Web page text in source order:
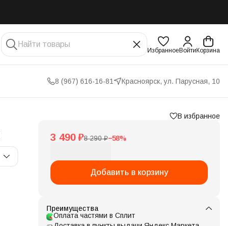
ИзбранноеВойти Корзина
8 (967) 616-16-81 Красноярск, ул. Парусная, 10
В избранное
3 490 ₽8 290 ₽−58%
Добавить в корзину
Преимущества
Оплата частями в Сплит